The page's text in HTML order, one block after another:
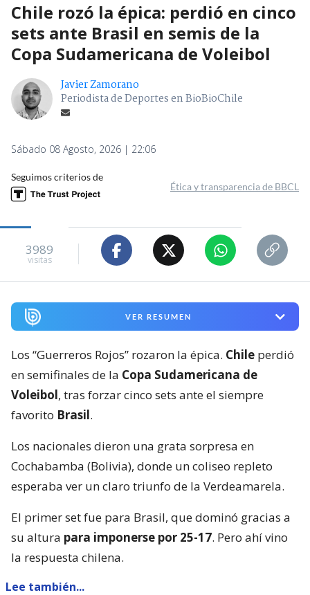
Chile rozó la épica: perdió en cinco
sets ante Brasil en semis de la
Copa Sudamericana de Voleibol
Javier Zamorano
Periodista de Deportes en BioBioChile
Sábado 08 Agosto, 2026 | 22:06
Seguimos criterios de
Ética y transparencia de BBCL
3989
visitas
VER RESUMEN
Los “Guerreros Rojos” rozaron la épica. Chile perdió
en semifinales de la Copa Sudamericana de
Voleibol, tras forzar cinco sets ante el siempre
favorito Brasil.
Los nacionales dieron una grata sorpresa en
Cochabamba (Bolivia), donde un coliseo repleto
esperaba ver un claro triunfo de la Verdeamarela.
El primer set fue para Brasil, que dominó gracias a
su altura para imponerse por 25-17. Pero ahí vino
la respuesta chilena.
Lee también...